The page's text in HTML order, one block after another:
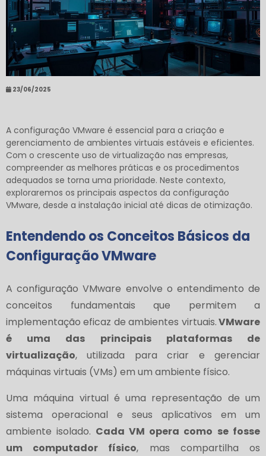
23/06/2025
A configuração VMware é essencial para a criação e
gerenciamento de ambientes virtuais estáveis e eficientes.
Com o crescente uso de virtualização nas empresas,
compreender as melhores práticas e os procedimentos
adequados se torna uma prioridade. Neste contexto,
exploraremos os principais aspectos da configuração
VMware, desde a instalação inicial até dicas de otimização.
Entendendo os Conceitos Básicos da
Configuração VMware
A configuração VMware envolve o entendimento de
conceitos fundamentais que permitem a
implementação eficaz de ambientes virtuais.VMware
é uma das principais plataformas de
virtualização, utilizada para criar e gerenciar
máquinas virtuais (VMs) em um ambiente físico.
Uma máquina virtual é uma representação de um
sistema operacional e seus aplicativos em um
ambiente isolado. Cada VM opera como se fosse
um computador físico, mas compartilha os